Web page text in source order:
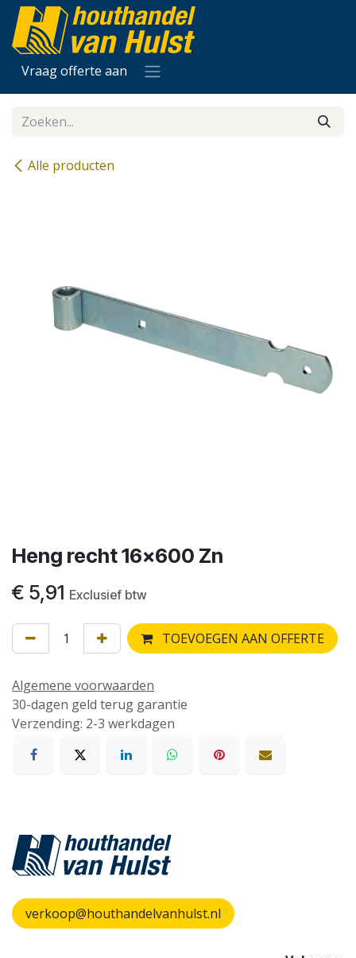
Overslaan naar inhoud
Vraag offerte aan
Alle producten
Heng recht 16x600 Zn
€ 5,91 Exclusief btw
TOEVOEGEN AAN OFFERTE
Algemene voorwaarden
30-dagen geld terug garantie
Verzending: 2-3 werkdagen
verkoop@houthandelvanhulst.nl